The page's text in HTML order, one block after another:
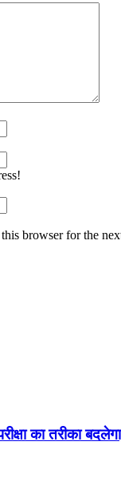
browser for the
का तरीका